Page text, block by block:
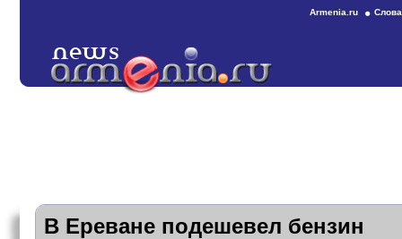
Armenia.ru
В Ереване подешевел бензин